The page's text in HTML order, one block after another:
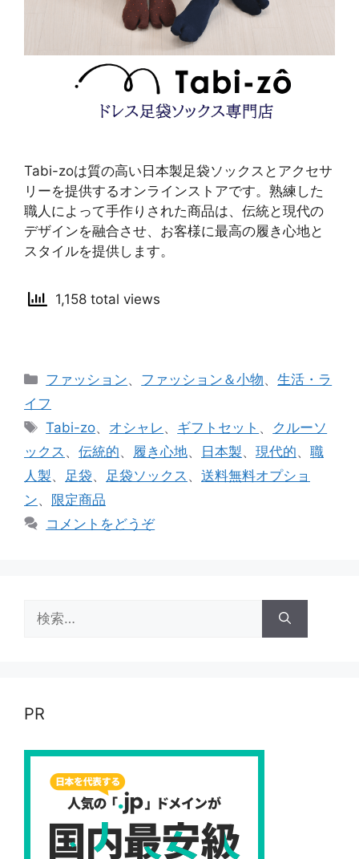
Tabi-zoは質の高い日本製足袋ソックスとアクセサ
リーを提供するオンラインストアです。熟練した
職人によって手作りされた商品は、伝統と現代の
デザインを融合させ、お客様に最高の履き心地と
スタイルを提供します。
1,158 total views
カ
テ
リ
ー
ファッション、 ファッション＆小物、生活・ラ
イフ
タ
グ
Tabi-zo、 オシャレ 、 ギフトセット 、 クルーソ
ックス 、 伝統的、 履き心地、 日本製、 現代的、 職
人製、 足袋、 足袋ソックス 、 送料無料オプショ
ン、 限定商品
コメントをどうぞ
索:
PR